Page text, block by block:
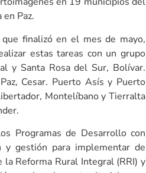
Paz.
finalizó en el mes de mayo,
estas tareas con un grupo
y Santa Rosa del Sur, Bolívar.
Cesar. Puerto Asís y Puerto
Montelíbano y Tierralta
Programas de Desarrollo con
y gestión para implementar de
Reforma Rural Integral (RRI) y